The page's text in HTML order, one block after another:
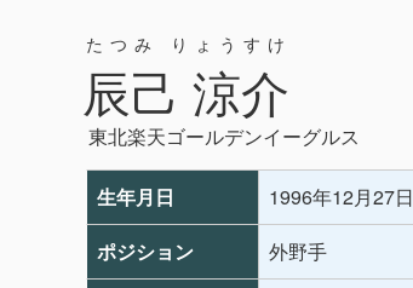
辰己 涼介
たつみ りょうすけ
東北楽天ゴールデンイーグルス
生年月日 1996年12月27日
ポジション
外野手